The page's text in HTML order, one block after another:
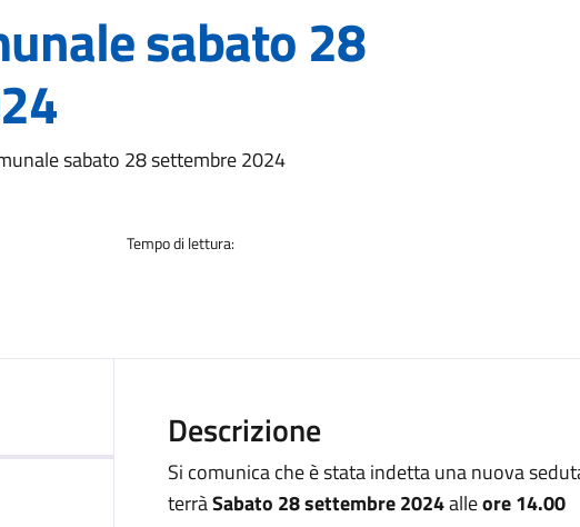
sabato 28
sabato 28 settembre 2024
Tempo di lettura:
Descrizione
Si comunica che è stata indetta una nuova
terràSabato 28 settembre 2024alleore 14.00